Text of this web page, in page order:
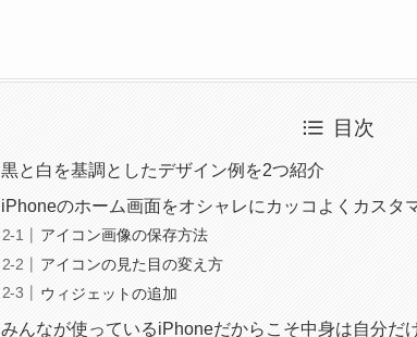
目次
黒と白を基調としたデザイン例を2つ紹介
iPhoneのホーム画面をオシャレにカッコよくカスタ
アイコン画像の保存方法
アイコンの見た目の変え方
ウィジェットの追加
みんなが使っているiPhoneだからこそ中身は自分だ